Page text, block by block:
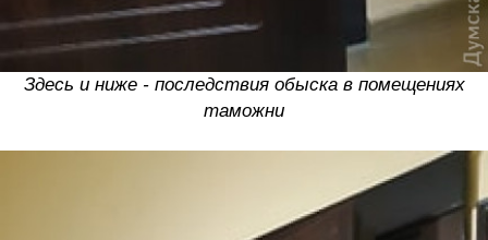
Здесь и ниже - последствия обыска в помещениях
таможни